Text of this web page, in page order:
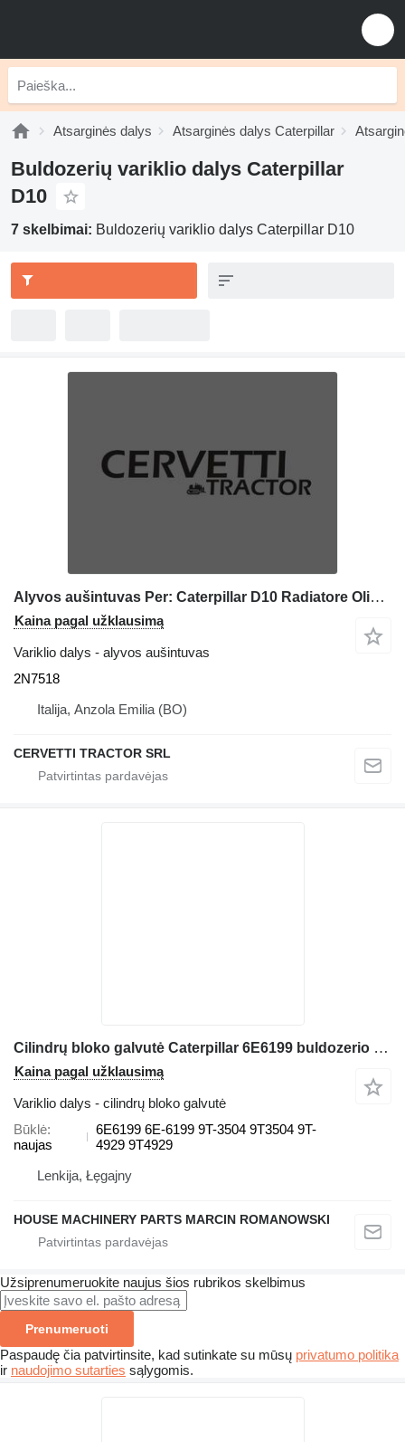
Atsarginės dalys Atsarginės dalys Caterpillar
Buldozerių variklio dalys Caterpillar
D10
7 skelbimai: Buldozerių variklio dalys Caterpillar D10
Alyvos aušintuvas Per: Caterpillar D10 Radiatore Olio 2N7518 buldozerio Caterpillar D10
Kaina pagal užklausimą
Variklio dalys - alyvos aušintuvas
2N7518
Italija, Anzola Emilia (BO)
CERVETTI TRACTOR SRL
Cilindrų bloko galvutė Caterpillar 6E6199 buldozerio Caterpillar D10N, D9L D10, D11N
Kaina pagal užklausimą
Variklio dalys - cilindrų bloko galvutė
Būklė
naujas
6E6199 6E-6199 9T-3504 9T3504 9T-
4929 9T4929
Lenkija, Łęgajny
HOUSE MACHINERY PARTS MARCIN ROMANOWSKI
Užsiprenumeruokite naujus šios rubrikos skelbimus
Prenumeruoti
Paspaudę čia patvirtinsite, kad sutinkate su mūsų privatumo politika
ir naudojimo sutarties sąlygomis.